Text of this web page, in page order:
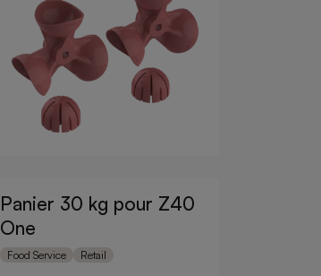
Panier 30 kg pour Z40
One
Food Service Retail